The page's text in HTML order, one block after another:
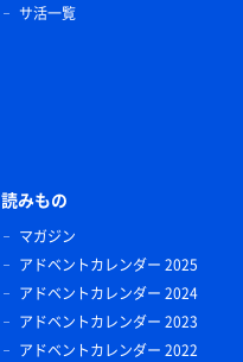
サ活一覧
読みもの
マガジン
アドベントカレンダー 2025
アドベントカレンダー 2024
アドベントカレンダー 2023
アドベントカレンダー 2022